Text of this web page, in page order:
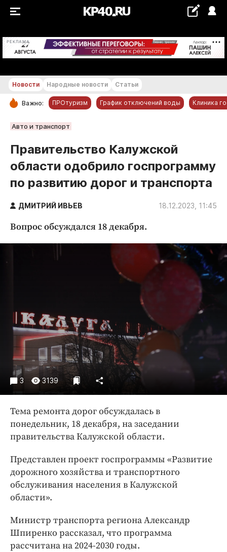
РЕКЛАМА +20...+21 °С
РУБРИКИ
Статьи
Народные новости
Авто и транспорт
Криминал
Недвижимость и ЖКХ
Погода
Праздники
Происшествия
Спорт
Экономика и бизнес
ПРОЕКТЫ
Блоги
Издания
Медиаперсона
Интересное чтиво
Клиника года
Бренд года
Работодатель года
Новости Народные новости Статьи
Важно: ПРОтуризм График отключений воды Клиника
Авто и транспорт
Правительство Калужской
области одобрило госпрограмму
по развитию дорог и транспорта
ДМИТРИЙ ИВЬЕВ 18.12.2023, 11:45
Вопрос обсуждался 18 декабря.
3 3139
Тема ремонта дорог обсуждалась в
понедельник, 18 декабря, на заседании
правительства Калужской области.
Представлен проект госпрограммы «Развитие
дорожного хозяйства и транспортного
обслуживания населения в Калужской
области».
Министр транспорта региона Александр
Шпиренко рассказал, что программа
рассчитана на 2024-2030 годы.